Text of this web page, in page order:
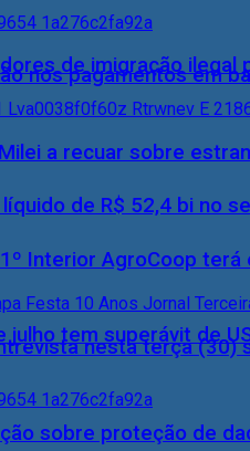
nos pagamentos em
de R$ 52,4 bi no
julho tem superávit de
de imigração ilegal
a recuar sobre
Interior AgroCoop
nesta terça (30)
sobre proteção de